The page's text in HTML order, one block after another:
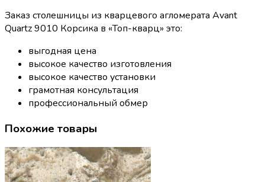
Заказ столешницы из кварцевого агломерата Avant
Quartz 9010 Корсика в «Топ-кварц» это:
выгодная цена
высокое качество изготовления
высокое качество установки
грамотная консультация
профессиональный обмер
Похожие товары